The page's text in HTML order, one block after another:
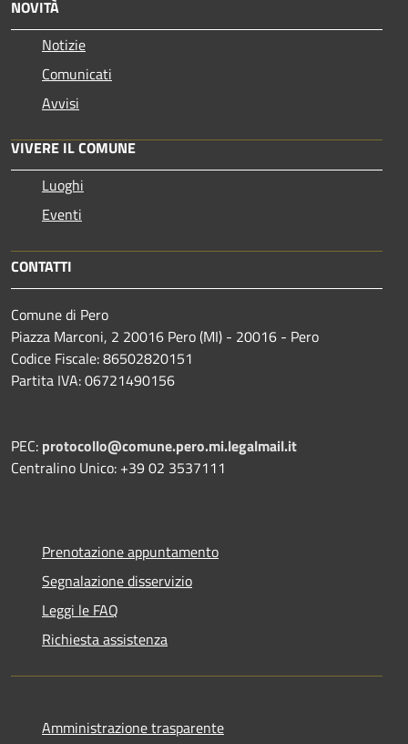
NOVITÀ
Notizie
Comunicati
Avvisi
VIVERE IL COMUNE
Luoghi
Eventi
CONTATTI
Comune di Pero
Piazza Marconi, 2 20016 Pero (MI) - 20016 - Pero
Codice Fiscale: 86502820151
Partita IVA: 06721490156
PEC: protocollo@comune.pero.mi.legalmail.it
Centralino Unico: +39 02 3537111
Prenotazione appuntamento
Segnalazione disservizio
Leggi le FAQ
Richiesta assistenza
Amministrazione trasparente